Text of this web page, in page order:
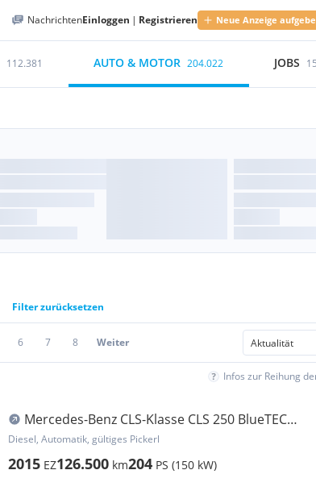
NachrichtenEinloggen | Registrieren Neue Anzeige
112.381 AUTO & MOTOR 204.022 JOBS
Filter zurücksetzen
6 7 8 Weiter
Infos zur Reihung
Mercedes-Benz CLS-Klasse CLS 250 BlueTEC
Shooting Brake Aut.
Diesel, Automatik, gültiges Pickerl
2015 EZ126.500 km204 PS (150 kW)